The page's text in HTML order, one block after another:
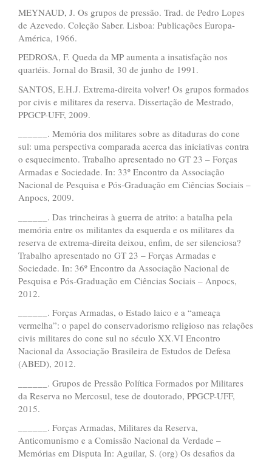
MEYNAUD, J. Os grupos de pressão. Trad. de Pedro Lopes
de Azevedo. Coleção Saber. Lisboa: Publicações Europa-
América, 1966.
PEDROSA, F. Queda da MP aumenta a insatisfação nos
quartéis. Jornal do Brasil, 30 de junho de 1991.
SANTOS, E.H.J. Extrema-direita volver! Os grupos formados
por civis e militares da reserva. Dissertação de Mestrado,
PPGCP-UFF, 2009.
______. Memória dos militares sobre as ditaduras do cone
sul: uma perspectiva comparada acerca das iniciativas contra
o esquecimento. Trabalho apresentado no GT 23 – Forças
Armadas e Sociedade. In: 33º Encontro da Associação
Nacional de Pesquisa e Pós-Graduação em Ciências Sociais –
Anpocs, 2009.
______. Das trincheiras à guerra de atrito: a batalha pela
memória entre os militantes da esquerda e os militares da
reserva de extrema-direita deixou, enfim, de ser silenciosa?
Trabalho apresentado no GT 23 – Forças Armadas e
Sociedade. In: 36º Encontro da Associação Nacional de
Pesquisa e Pós-Graduação em Ciências Sociais – Anpocs,
2012.
______. Forças Armadas, o Estado laico e a “ameaça
vermelha”: o papel do conservadorismo religioso nas relações
civis militares do cone sul no século XX.VI Encontro
Nacional da Associação Brasileira de Estudos de Defesa
(ABED), 2012.
______. Grupos de Pressão Política Formados por Militares
da Reserva no Mercosul, tese de doutorado, PPGCP-UFF,
2015.
______. Forças Armadas, Militares da Reserva,
Anticomunismo e a Comissão Nacional da Verdade –
Memórias em Disputa In: Aguilar, S. (org) Os desafios da